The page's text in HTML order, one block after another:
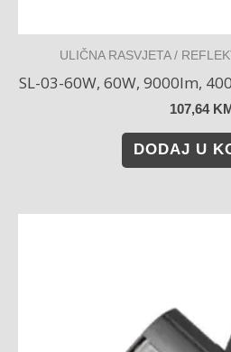
ULIČNA RASVJETA /
SL-03-60W, 60W, 9000lm,
107,64 KM
DODAJ U